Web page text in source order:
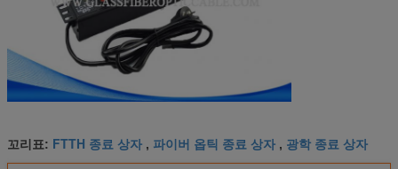
꼬리표: FTTH 종료 상자 , 파이버 옵틱 종료 상자 , 광학 종료 상자